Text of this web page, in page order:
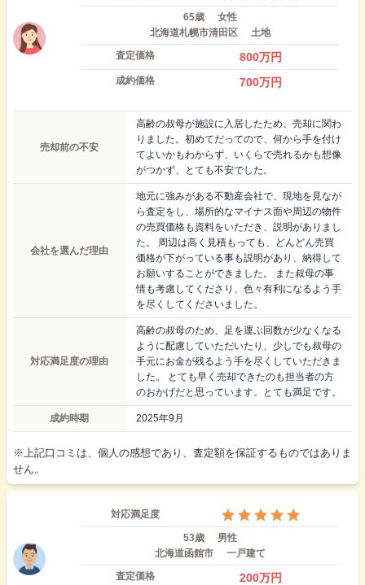
65歳
女性
北海道札幌市清田区
土地
査定価格
800万円
成約価格 700万円
売却前の不安
高齢の叔母が施設に入居したため、売却に関わ
りました。初めてだってので、何から手を付け
てよいかもわからず、いくらで売れるかも想像
がつかず、とても不安でした。
会社を選んだ理由
地元に強みがある不動産会社で、現地を見なが
ら査定をし、場所的なマイナス面や周辺の物件
の売買価格も資料をいただき、説明がありまし
た。 周辺は高く見積もっても、どんどん売買
価格が下がっている事も説明があり、納得して
お願いすることができました。 また叔母の事
情も考慮してくださり、色々有利になるよう手
を尽くしてくださいました。
対応満足度の理由
高齢の叔母のため、足を運ぶ回数が少なくなる
ように配慮していただいたり、少しでも叔母の
手元にお金が残るよう手を尽くしていただきま
した。 とても早く売却できたのも担当者の方
のおかげだと思っています。とても満足です。
成約時期 2025年9月
※上記口コミは、個人の感想であり、査定額を保証するものではありま
せん。
対応満足度
53歳
男性
北海道函館市
一戸建て
査定価格
200万円